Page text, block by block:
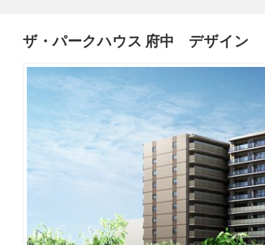
ザ・パークハウス 府中 デザイン